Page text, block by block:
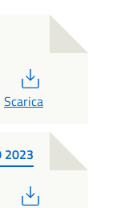
Scarica
2023